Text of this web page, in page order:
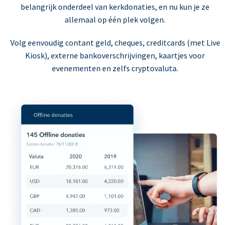
belangrijk onderdeel van kerkdonaties, en nu kun je ze
allemaal op één plek volgen.
Volg eenvoudig contant geld, cheques, creditcards (met Live
Kiosk), externe bankoverschrijvingen, kaartjes voor
evenementen en zelfs cryptovaluta.